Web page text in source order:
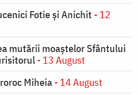
Fotie şi Anichit - 12
mutării moaştelor Sfântului
- 13 August
Miheia- 14 August